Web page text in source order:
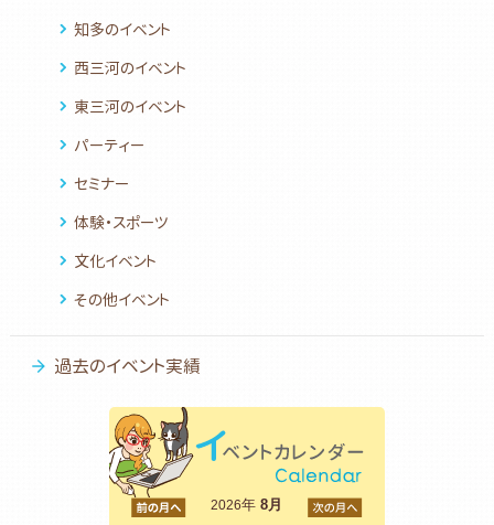
知多のイベント
西三河のイベント
東三河のイベント
パーティー
セミナー
体験・スポーツ
文化イベント
その他イベント
過去のイベント実績
2026年8月